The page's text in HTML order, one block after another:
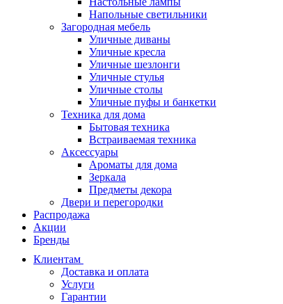
Напольные светильники
Загородная мебель
Уличные диваны
Уличные кресла
Уличные шезлонги
Уличные стулья
Уличные столы
Уличные пуфы и банкетки
Техника для дома
Бытовая техника
Встраиваемая техника
Аксессуары
Ароматы для дома
Зеркала
Предметы декора
Двери и перегородки
Распродажа
Акции
Бренды
Клиентам
Доставка и оплата
Услуги
Гарантии